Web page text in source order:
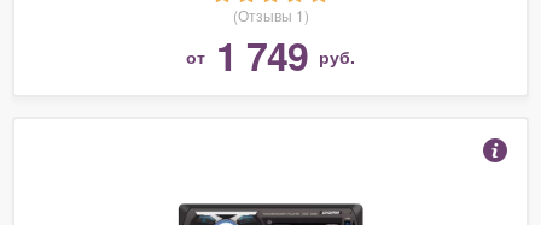
(Отзывы 1)
от 1 749 руб.